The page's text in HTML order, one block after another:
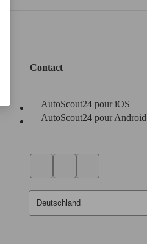
Contact
AutoScout24 pour iOS
AutoScout24 pour Android